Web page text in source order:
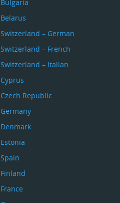
Bulgaria
Belarus
Switzerland – German
Switzerland – French
Switzerland – Italian
Cyprus
Czech Republic
Germany
Denmark
Estonia
Spain
Finland
France